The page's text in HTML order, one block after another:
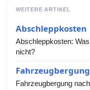
WEITERE ARTIKEL
Abschleppkosten
Abschleppkosten:
nicht?
Fahrzeugbergung
Fahrzeugbergung